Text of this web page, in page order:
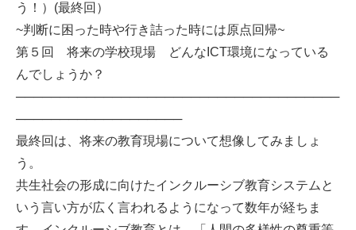
う！）(最終回）
~判断に困った時や行き詰った時には原点回帰~
第５回 将来の学校現場 どんなICT環境になっている
んでしょうか？
─────────────────────────────────────
───────────────────
最終回は、将来の教育現場について想像してみましょ
う。
共生社会の形成に向けたインクルーシブ教育システムと
いう言い方が広く言われるようになって数年が経ちま